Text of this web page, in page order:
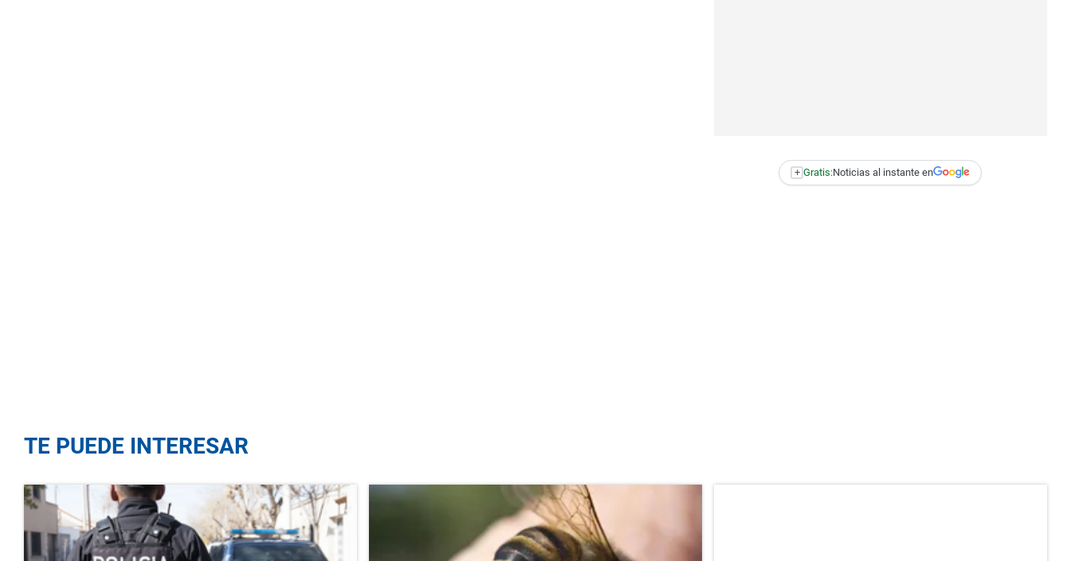
+ Gratis:Noticias al instante en
TE PUEDE INTERESAR